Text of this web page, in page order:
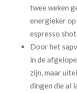
twee weken
energieker op
espresso shot
Door het
in de
zijn, maar
dingen die al